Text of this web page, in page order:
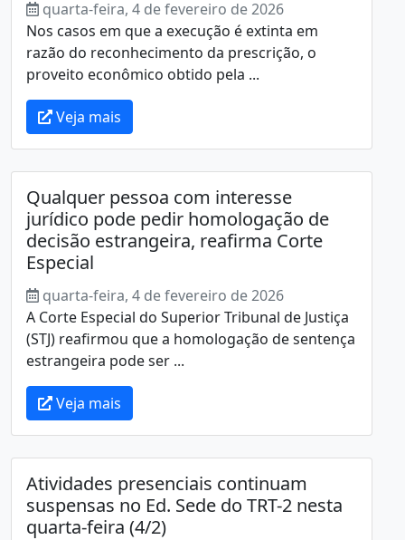
quarta-feira, 4 de fevereiro de 2026
Nos casos em que a execução é extinta em
razão do reconhecimento da prescrição, o
proveito econômico obtido pela ...
Veja mais
Qualquer pessoa com interesse
jurídico pode pedir homologação de
decisão estrangeira, reafirma Corte
Especial
quarta-feira, 4 de fevereiro de 2026
A Corte Especial do Superior Tribunal de Justiça
(STJ) reafirmou que a homologação de sentença
estrangeira pode ser ...
Veja mais
Atividades presenciais continuam
suspensas no Ed. Sede do TRT-2 nesta
quarta-feira (4/2)